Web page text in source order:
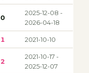
0
2025-12-08 -
2026-04-18
1 2021-10-10
2
2021-10-17 -
2025-12-07